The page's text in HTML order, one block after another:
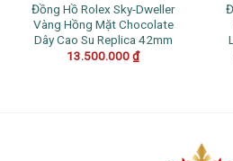
Đồng Hồ Rolex Sky-Dweller
Vàng Hồng Mặt Chocolate
Dây Cao Su Replica 42mm
13.500.000₫